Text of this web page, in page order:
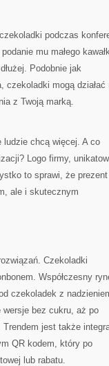
podczas
mu małego
Podobnie jak
czekoladki mogą działać
z Twoją marką.
ludzie chcą więcej. A co
Logo firmy,
to sprawi, że prezent
ale i skutecznym
Czekoladki
Współczesny
czekoladek z
bez cukru, aż po
Trendem jest także
QR kodem, który po
lub rabatu.